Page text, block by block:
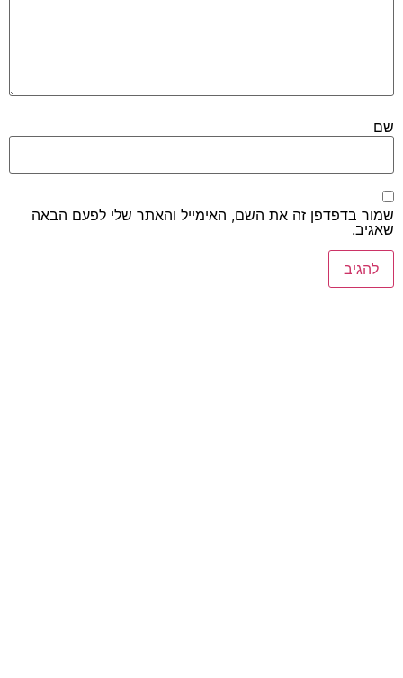
שם
שמור בדפדפן זה את השם, האימייל והאתר שלי לפעם הבאה
שאגיב.